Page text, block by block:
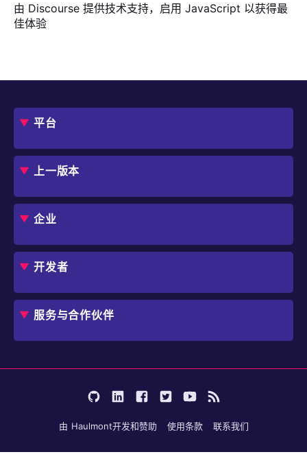
由 Discourse 提供技术支持，启用 JavaScript 以获得最
佳体验
平台
概述
框架
Studio
扩展组件市场
DevOps 云
业务流程自动化
价格
评估指南
Jmix 适合我的项目吗？
上一版本
CUBA 平台
企业
角色
IT 负责人
独立软件开发商
企业架构师
用户案例
用例
应用程序现代化
避免 SaaS/低代码 供应商费用和限制
内部工作流自动化
开发者
概述
选择 Jmix
开始使用
学习
服务与合作伙伴
培训
由 Haulmont开发和赞助 使用条款 联系我们